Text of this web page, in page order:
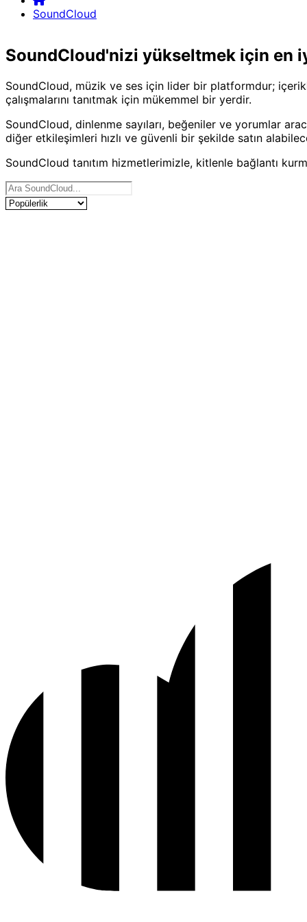
SoundCloud
SoundCloud
SoundCloud'nizi yükseltmek için en
SoundCloud, müzik ve ses için lider bir platformdur;
çalışmalarını tanıtmak için mükemmel bir yerdir.
SoundCloud, dinlenme sayıları, beğeniler ve yorumlar
diğer etkileşimleri hızlı ve güvenli bir şekilde satın
SoundCloud tanıtım hizmetlerimizle, kitlenle bağlantı
Hizmetlerimiz
Ürünleri Sırala